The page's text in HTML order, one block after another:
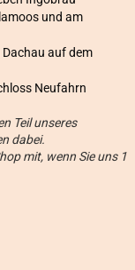
und am
auf dem
Neufahrn
Teil unseres
dabei.
mit, wenn Sie uns 1